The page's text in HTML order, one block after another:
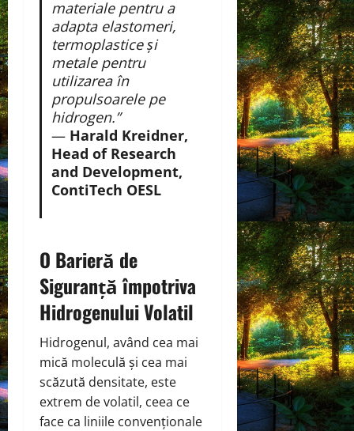
materiale pentru a
adapta elastomeri,
termoplastice și
metale pentru
utilizarea în
propulsoarele pe
hidrogen.”
— Harald Kreidner,
Head of Research
and Development,
ContiTech OESL
O Barieră de
Siguranță împotriva
Hidrogenului Volatil
Hidrogenul, având cea mai
mică moleculă și cea mai
scăzută densitate, este
extrem de volatil, ceea ce
face ca liniile convenționale